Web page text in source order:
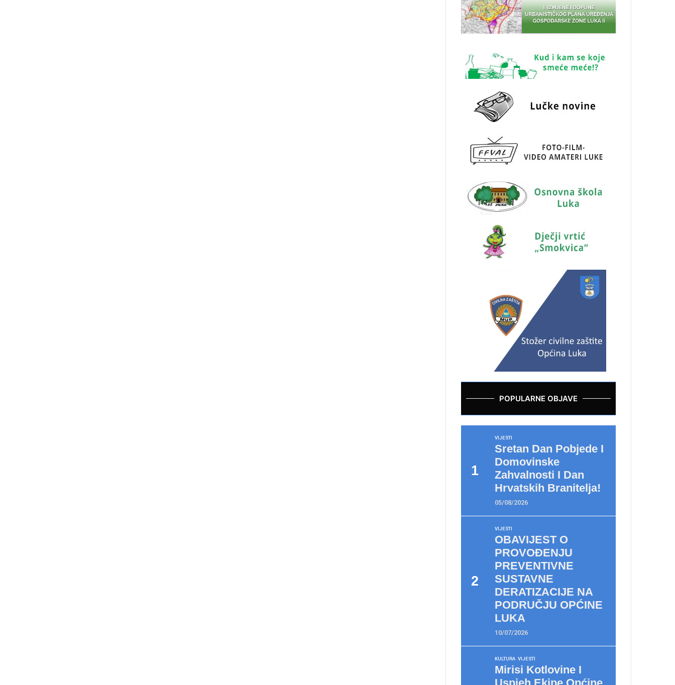
POPULARNE OBJAVE
VIJESTI
Sretan Dan Pobjede I
Domovinske
Zahvalnosti I Dan
Hrvatskih Branitelja!
05/08/2026
VIJESTI
OBAVIJEST O
PROVOĐENJU
PREVENTIVNE
SUSTAVNE
DERATIZACIJE NA
PODRUČJU OPĆINE
LUKA
10/07/2026
KULTURA VIJESTI
Mirisi Kotlovine I
Uspjeh Ekipe Općine